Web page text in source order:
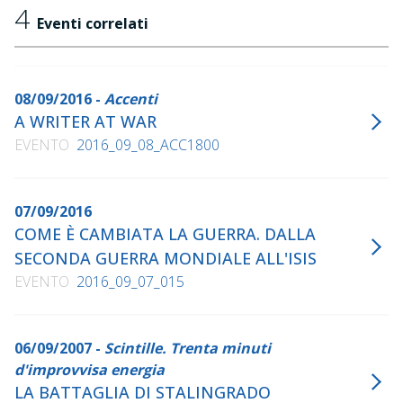
4 Eventi correlati
08/09/2016 - Accenti
A WRITER AT WAR
EVENTO 2016_09_08_ACC1800
07/09/2016
COME È CAMBIATA LA GUERRA. DALLA
SECONDA GUERRA MONDIALE ALL'ISIS
EVENTO 2016_09_07_015
06/09/2007 - Scintille. Trenta minuti
d'improvvisa energia
LA BATTAGLIA DI STALINGRADO